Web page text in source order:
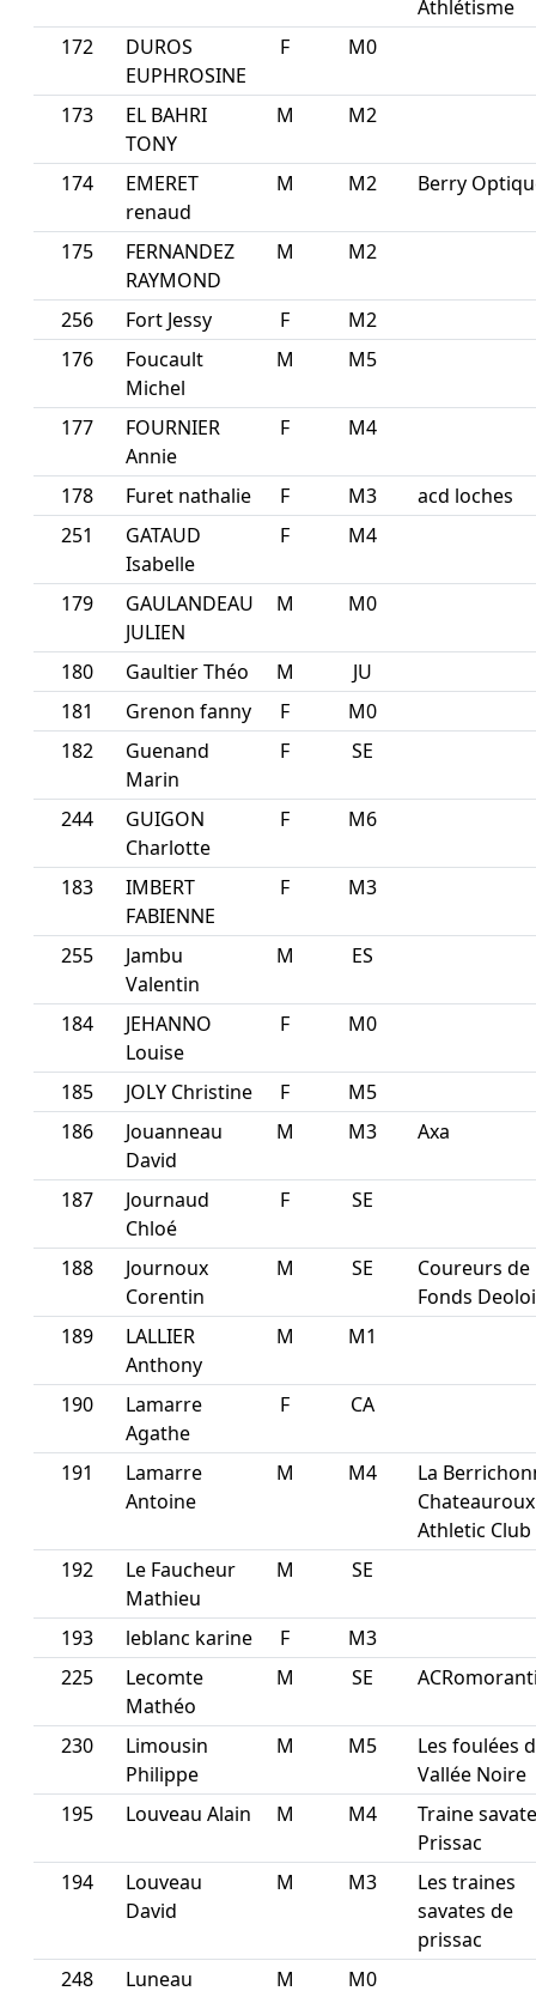
Athlétisme
172
DUROS
EUPHROSINE
F M0
173
EL BAHRI
TONY
M M2
174
EMERET
renaud
M M2 Berry
175
FERNANDEZ
RAYMOND
M M2
256 Fort Jessy F
M2
176
Foucault
Michel
M M5
177
FOURNIER
Annie
F M4
178 Furet nathalie F M3
acd loches
251
GATAUD
Isabelle
F M4
179
GAULANDEAU
JULIEN
M M0
180 Gaultier Théo M
JU
181
Grenon fanny F
M0
182
Guenand
Marin
F SE
244
GUIGON
Charlotte
F M6
183
IMBERT
FABIENNE
F M3
255
Jambu
Valentin
M ES
184
JEHANNO
Louise
F M0
185 JOLY Christine F
M5
186
Jouanneau
David
M M3 Axa
187
Journaud
Chloé
F SE
188
Journoux
Corentin
M SE
Coureurs de
Fonds
189
LALLIER
Anthony
M M1
190
Lamarre
Agathe
F CA
191
Lamarre
Antoine
M M4
La
Chateauroux
Athletic Club
192
Le Faucheur
Mathieu
M SE
193 leblanc karine F
M3
225
Lecomte
Mathéo
M SE
230
Limousin
Philippe
M M5
Les foulées
Vallée Noire
195
Louveau Alain M M4
Traine
Prissac
194
Louveau
David
M M3
Les traines
savates de
prissac
248
Luneau
M M0